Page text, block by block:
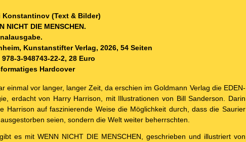
Konstantinov (Text & Bilder)
NICHT DIE MENSCHEN.
Kunstanstifter Verlag, 2026, 54 Seiten
978-3-948743-22-2, 28 Euro
Hardcover
einmal vor langer, langer Zeit, da erschien im Goldmann Verlag die EDEN-
erdacht von Harry Harrison, mit Illustrationen von Bill Sanderson. Darin
Harrison auf faszinierende Weise die Möglichkeit durch, dass die Saurier
seien, sondern die Welt weiter beherrschten.
es mit WENN NICHT DIE MENSCHEN, geschrieben und illustriert von